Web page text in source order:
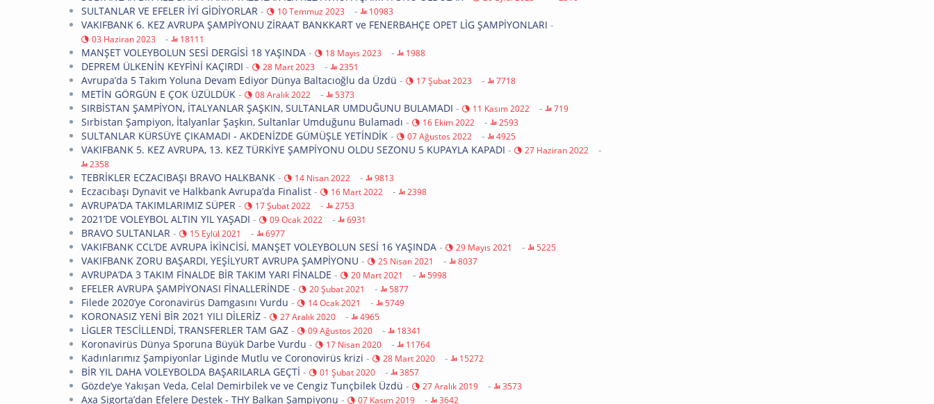
SULTANLAR VE EFELER İYİ GİDİYORLAR - 10 Temmuz 2023 - 10983
VAKIFBANK 6. KEZ AVRUPA ŞAMPİYONU ZİRAAT BANKKART ve FENERBAHÇE OPET LİG ŞAMPİYONLARI -
03 Haziran 2023 - 18111
MANŞET VOLEYBOLUN SESİ DERGİSİ 18 YAŞINDA - 18 Mayıs 2023 - 1988
DEPREM ÜLKENİN KEYFİNİ KAÇIRDI - 28 Mart 2023 - 2351
Avrupa’da 5 Takım Yoluna Devam Ediyor Dünya Baltacıoğlu da Üzdü - 17 Şubat 2023 - 7718
METİN GÖRGÜN E ÇOK ÜZÜLDÜK - 08 Aralık 2022 - 5373
SIRBİSTAN ŞAMPİYON, İTALYANLAR ŞAŞKIN, SULTANLAR UMDUĞUNU BULAMADI - 11 Kasım 2022 - 719
Sırbistan Şampiyon, İtalyanlar Şaşkın, Sultanlar Umduğunu Bulamadı - 16 Ekim 2022 - 2593
SULTANLAR KÜRSÜYE ÇIKAMADI - AKDENİZDE GÜMÜŞLE YETİNDİK - 07 Ağustos 2022 - 4925
VAKIFBANK 5. KEZ AVRUPA, 13. KEZ TÜRKİYE ŞAMPİYONU OLDU SEZONU 5 KUPAYLA KAPADI - 27 Haziran 2022 -
2358
TEBRİKLER ECZACIBAŞI BRAVO HALKBANK - 14 Nisan 2022 - 9813
Eczacıbaşı Dynavit ve Halkbank Avrupa’da Finalist - 16 Mart 2022 - 2398
AVRUPA’DA TAKIMLARIMIZ SÜPER - 17 Şubat 2022 - 2753
2021’DE VOLEYBOL ALTIN YIL YAŞADI - 09 Ocak 2022 - 6931
BRAVO SULTANLAR - 15 Eylül 2021 - 6977
VAKIFBANK CCL’DE AVRUPA İKİNCİSİ, MANŞET VOLEYBOLUN SESİ 16 YAŞINDA - 29 Mayıs 2021 - 5225
VAKIFBANK ZORU BAŞARDI, YEŞİLYURT AVRUPA ŞAMPİYONU - 25 Nisan 2021 - 8037
AVRUPA’DA 3 TAKIM FİNALDE BİR TAKIM YARI FİNALDE - 20 Mart 2021 - 5998
EFELER AVRUPA ŞAMPİYONASI FİNALLERİNDE - 20 Şubat 2021 - 5877
Filede 2020’ye Coronavirüs Damgasını Vurdu - 14 Ocak 2021 - 5749
KORONASIZ YENİ BİR 2021 YILI DİLERİZ - 27 Aralık 2020 - 4965
LİGLER TESCİLLENDİ, TRANSFERLER TAM GAZ - 09 Ağustos 2020 - 18341
Koronavirüs Dünya Sporuna Büyük Darbe Vurdu - 17 Nisan 2020 - 11764
Kadınlarımız Şampiyonlar Liginde Mutlu ve Coronovirüs krizi - 28 Mart 2020 - 15272
BİR YIL DAHA VOLEYBOLDA BAŞARILARLA GEÇTİ - 01 Şubat 2020 - 3857
Gözde’ye Yakışan Veda, Celal Demirbilek ve ve Cengiz Tunçbilek Üzdü - 27 Aralık 2019 - 3573
Axa Sigorta’dan Efelere Destek - THY Balkan Şampiyonu - 07 Kasım 2019 - 3642